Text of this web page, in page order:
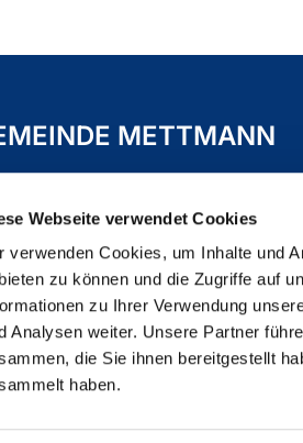
Webseite verwendet Cookies
verwenden Cookies, um Inhalte und
zu können und die Zugriffe auf
zu Ihrer Verwendung
Analysen weiter. Unsere Partner
die Sie ihnen bereitgestellt
haben.
METTMANN